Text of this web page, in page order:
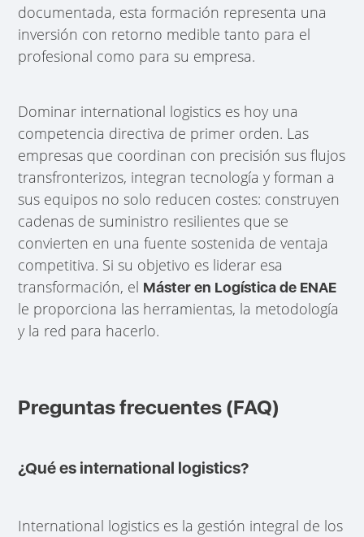
documentada, esta formación representa una
inversión con retorno medible tanto para el
profesional como para su empresa.
Dominar international logistics es hoy una
competencia directiva de primer orden. Las
empresas que coordinan con precisión sus flujos
transfronterizos, integran tecnología y forman a
sus equipos no solo reducen costes: construyen
cadenas de suministro resilientes que se
convierten en una fuente sostenida de ventaja
competitiva. Si su objetivo es liderar esa
transformación, el Máster en Logística de ENAE
le proporciona las herramientas, la metodología
y la red para hacerlo.
Preguntas frecuentes (FAQ)
¿Qué es international logistics?
International logistics es la gestión integral de los